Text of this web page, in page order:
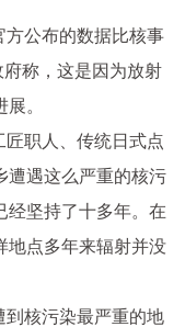
方公布的数据比核事
称，这是因为放射
。
匠职人、传统日式点
遭遇这么严重的核污
经坚持了十多年。在
地点多年来辐射并没
到核污染最严重的地